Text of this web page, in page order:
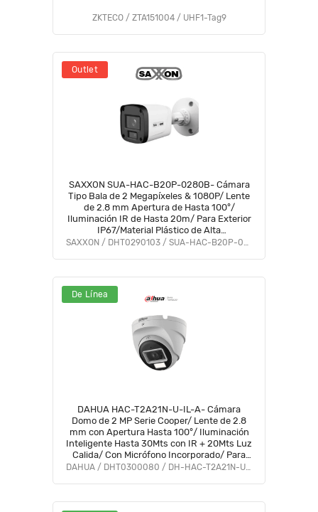
ZKTECO / ZTA151004 / UHF1-Tag9
Outlet
SAXXON SUA-HAC-B20P-0280B- Cámara
Tipo Bala de 2 Megapíxeles & 1080P/ Lente
de 2.8 mm Apertura de Hasta 100°/
Iluminación IR de Hasta 20m/ Para Exterior
IP67/Material Plástico de Alta
Duración/Funcionamiento en Modos CVI &SAXXON / DHT0290103 / SUA-HAC-B20P-0280B
De Línea
DAHUA HAC-T2A21N-U-IL-A- Cámara
Domo de 2 MP Serie Cooper/ Lente de 2.8
mm con Apertura Hasta 100°/ Iluminación
Inteligente Hasta 30Mts con IR + 20Mts Luz
Calida/ Con Micrófono Incorporado/ Para
Exterior IP67/ Metal #OD #CD #ACOO
DAHUA / DHT0300080 / DH-HAC-T2A21N-U-IL-A